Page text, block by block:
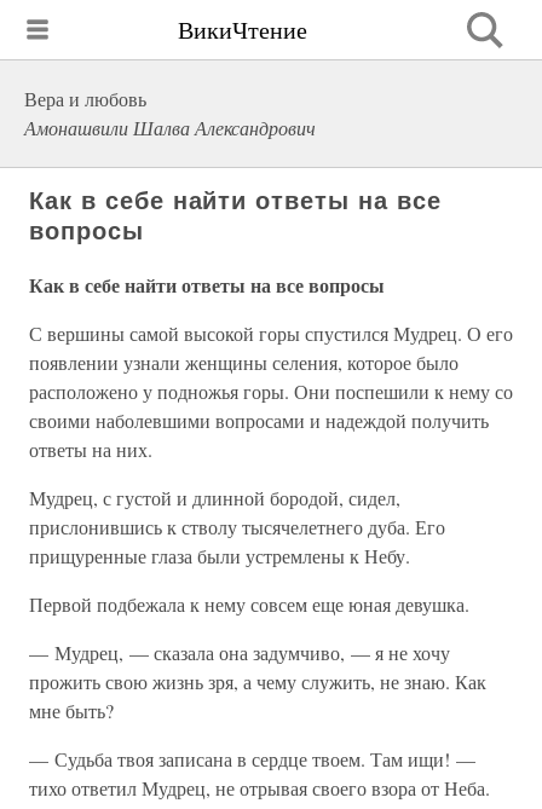
ВикиЧтение
Вера и любовь
Амонашвили Шалва Александрович
Как в себе найти ответы на все
вопросы
Как в себе найти ответы на все вопросы
С вершины самой высокой горы спустился Мудрец. О его
появлении узнали женщины селения, которое было
расположено у подножья горы. Они поспешили к нему со
своими наболевшими вопросами и надеждой получить
ответы на них.
Мудрец, с густой и длинной бородой, сидел,
прислонившись к стволу тысячелетнего дуба. Его
прищуренные глаза были устремлены к Небу.
Первой подбежала к нему совсем еще юная девушка.
— Мудрец, — сказала она задумчиво, — я не хочу
прожить свою жизнь зря, а чему служить, не знаю. Как
мне быть?
— Судьба твоя записана в сердце твоем. Там ищи! —
тихо ответил Мудрец, не отрывая своего взора от Неба.